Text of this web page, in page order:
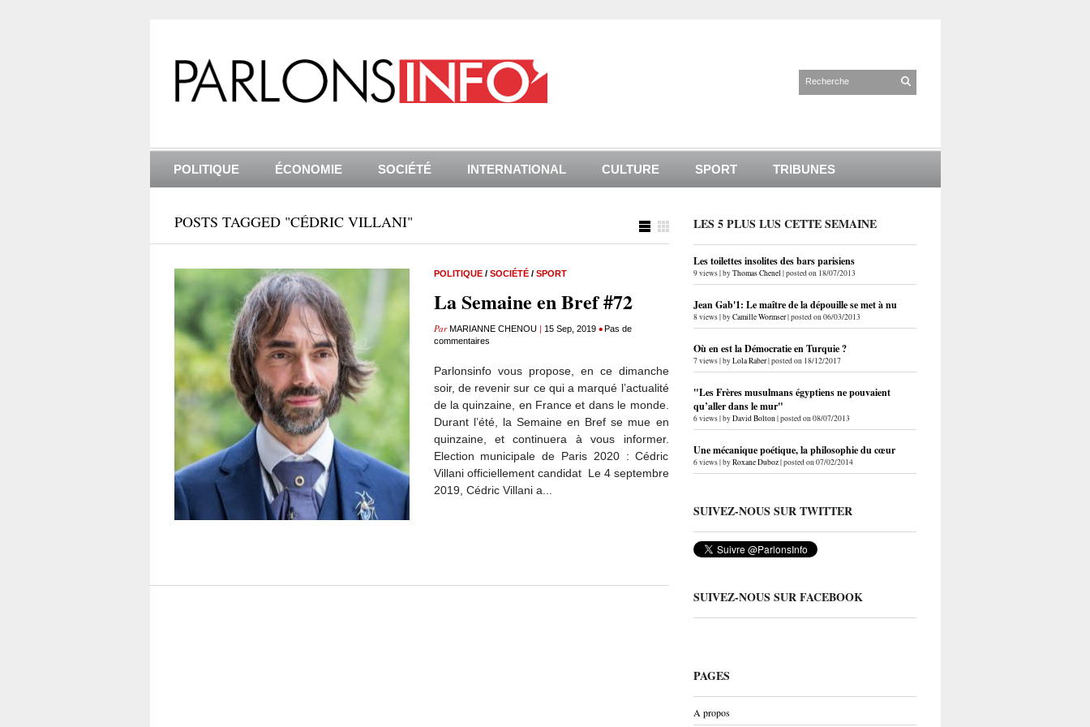
POLITIQUE ÉCONOMIE SOCIÉTÉ INTERNATIONAL CULTURE SPORT TRIBUNES
POSTS TAGGED "CÉDRIC VILLANI"
POLITIQUE/ SOCIÉTÉ/ SPORT
La Semaine en Bref #72
ParMARIANNE CHENOU| 15 Sep, 2019 •Pas de
commentaires
Parlonsinfo vous propose, en ce dimanche
soir, de revenir sur ce qui a marqué l’actualité
de la quinzaine, en France et dans le monde.
Durant l’été, la Semaine en Bref se mue en
quinzaine, et continuera à vous informer.
Election municipale de Paris 2020 : Cédric
Villani officiellement candidat Le 4 septembre
2019, Cédric Villani a...
LES 5 PLUS LUS CETTE SEMAINE
Les toilettes insolites des bars parisiens
9 views|byThomas Chenel |posted on 18/07/2013
Jean Gab'1: Le maître de la dépouille se met à nu
8 views|byCamille Wormser|posted on 06/03/2013
Où en est la Démocratie en Turquie ?
7 views|byLola Raber|posted on 18/12/2017
"Les Frères musulmans égyptiens ne pouvaient
qu’aller dans le mur"
6 views|byDavid Bolton|posted on 08/07/2013
Une mécanique poétique, la philosophie du cœur
6 views|byRoxane Duboz|posted on 07/02/2014
SUIVEZ-NOUS SUR TWITTER
SUIVEZ-NOUS SUR FACEBOOK
PAGES
A propos